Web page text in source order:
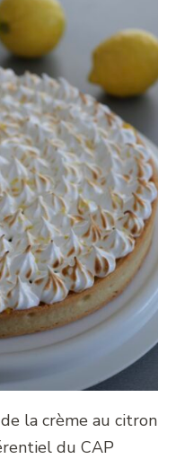
la crème au citron
du CAP